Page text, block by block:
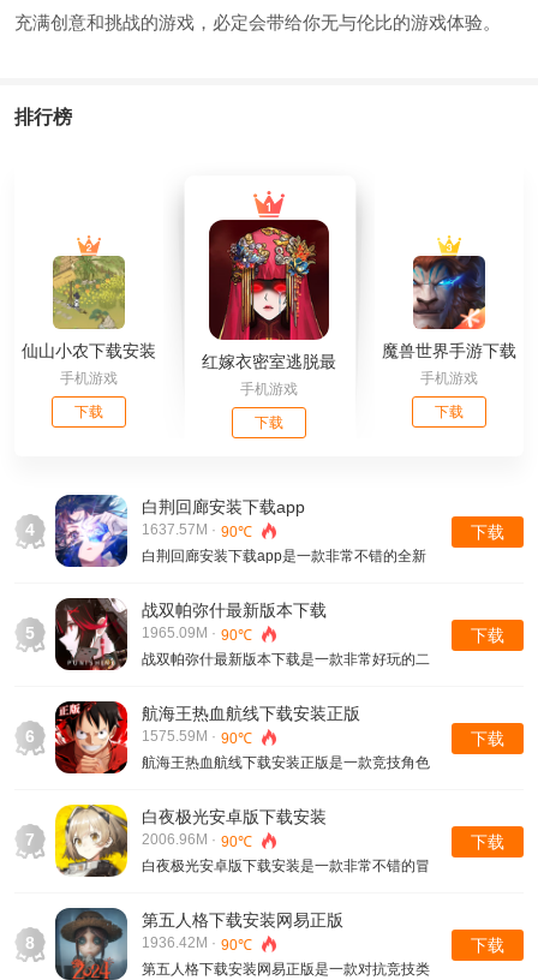
充满创意和挑战的游戏，必定会带给你无与伦比的游戏体验。
排行榜
仙山小农下载安装
最新版
手机游戏
下载
红嫁衣密室逃脱最
新版下载安装
手机游戏
下载
魔兽世界手游下载
官网安卓版
手机游戏
下载
4
白荆回廊安装下载app
1637.57M · 90℃
白荆回廊安装下载app是一款非常不错的全新
随时沉浸式体验的，游戏中的冒险和不同的精
彩感受也都是可以获取模式战斗玩法的，里面
的游戏角色冒险战斗也都是可以带来全新的体
下载
5
战双帕弥什最新版本下载
1965.09M · 90℃
战双帕弥什最新版本下载是一款非常好玩的二
的玩法内容也可以沉浸式体验，各种游戏内容
和场景画面也都是非常唯美的，里面的游戏炫
酷的玩法和不同的战斗冒险内容也都是非常刺
下载
6
航海王热血航线下载安装正版
1575.59M · 90℃
航海王热血航线下载安装正版是一款竞技角色
不同场景也都是非常有趣的，里面的游戏角色
技能也都是可以随时来进行提升的，各种的游
戏冒险体验和各种的竞技场景都是非常刺激
下载
7
白夜极光安卓版下载安装
2006.96M · 90℃
白夜极光安卓版下载安装是一款非常不错的冒
冒险也等着大家解锁的，不同的美少女角色也
搭配不同的技能属性来进行战斗的，提升战斗
能力的方式也都是可以开启冒险搭配内容的，
下载
8
第五人格下载安装网易正版
1936.42M · 90℃
第五人格下载安装网易正版是一款对抗竞技类
下载